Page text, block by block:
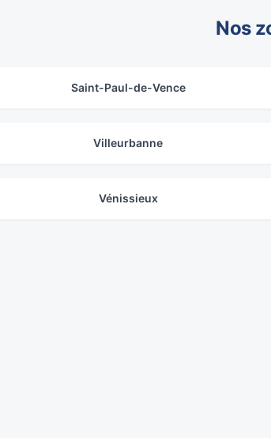
Nos
Saint-Paul-de-Vence
Villeurbanne
Vénissieux